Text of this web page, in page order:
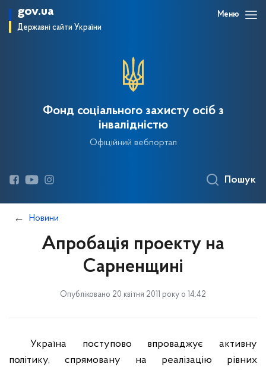
gov.ua
Державні сайти України
Меню
Фонд соціального захисту осіб з
інвалідністю
Офіційний вебпортал
Пошук
Новини
Апробація проекту на
Сарненщині
Опубліковано 20 квітня 2011 року о 14:42
Україна поступово впроваджує активну
політику, спрямовану на реалізацію рівних